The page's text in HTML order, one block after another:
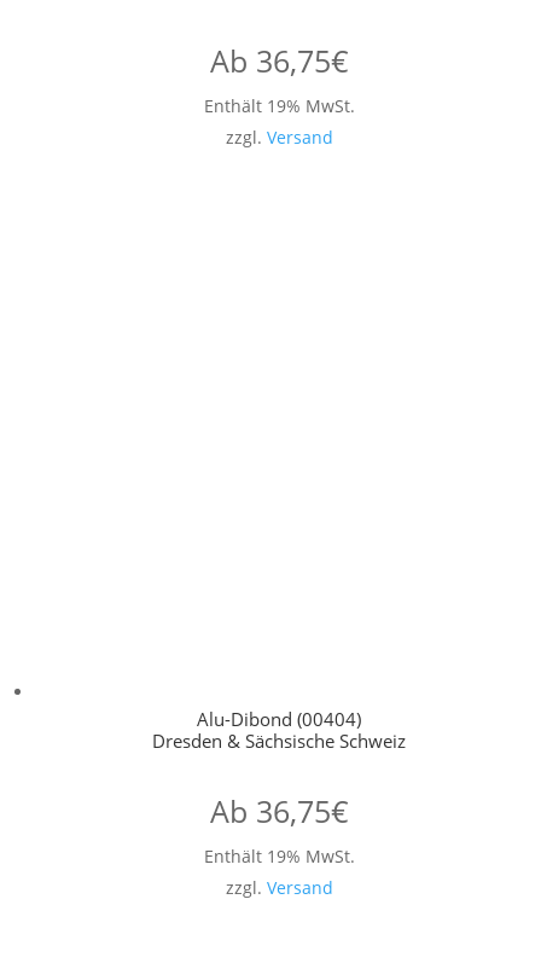
Ab 36,75€
Enthält 19% MwSt.
zzgl. Versand
Alu-Dibond (00404)
Dresden & Sächsische Schweiz
Ab 36,75€
Enthält 19% MwSt.
zzgl. Versand